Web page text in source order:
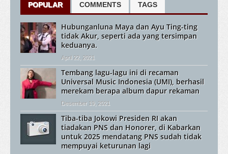
POPULAR COMMENTS TAGS
Hubunganluna Maya dan Ayu Ting-ting
tidak Akur, seperti ada yang tersimpan
keduanya.
April 22, 2021
Tembang lagu-lagu ini di recaman
Universal Music Indonesia (UMI), berhasil
merekam berapa album dapur rekaman
Desember 19, 2021
Tiba-tiba Jokowi Presiden RI akan
tiadakan PNS dan Honorer, di Kabarkan
untuk 2025 mendatang PNS sudah tidak
mempuyai keturunan lagi